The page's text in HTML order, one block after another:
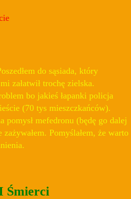
do sąsiada, który
załatwił trochę zielska.
bo jakieś łapanki policja
(70 tys mieszczkańców).
pomysł mefedronu (będę go dalej
Pomyślałem, że warto
Śmierci